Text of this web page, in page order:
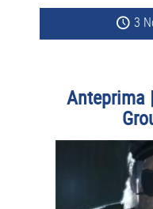
3
Anteprima